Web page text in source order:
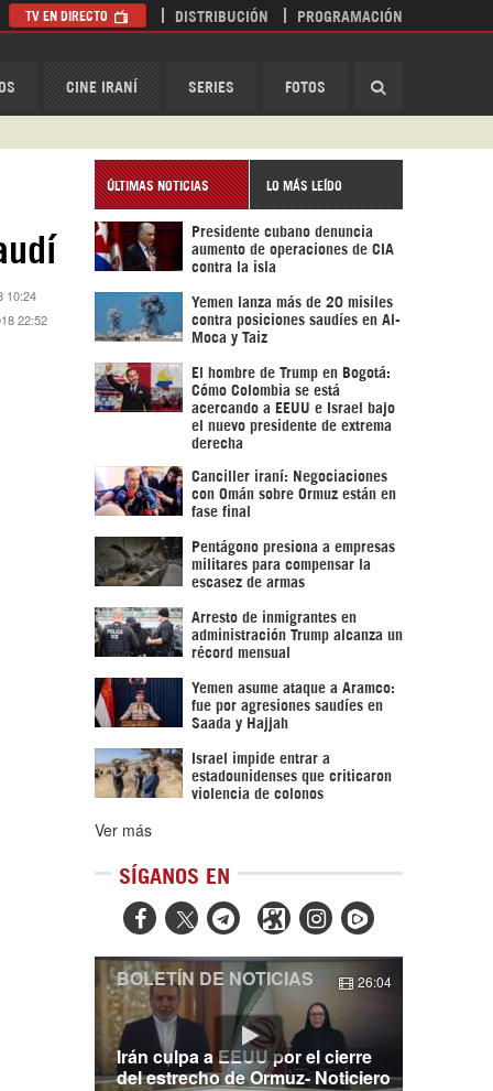
CINE IRANÍ SERIES FOTOS
TV EN DIRECTO DISTRIBUCIÓN PROGRAMACIÓN
10:24
22:52
ÚLTIMAS NOTICIAS LO MÁS LEÍDO
Presidente cubano denuncia
aumento de operaciones de CIA
contra la isla
Yemen lanza más de 20 misiles
contra posiciones saudíes en Al-
Moca y Taiz
El hombre de Trump en Bogotá:
Cómo Colombia se está
acercando a EEUU e Israel bajo
el nuevo presidente de extrema
derecha
Canciller iraní: Negociaciones
con Omán sobre Ormuz están en
fase final
Pentágono presiona a empresas
militares para compensar la
escasez de armas
Arresto de inmigrantes en
administración Trump alcanza un
récord mensual
Yemen asume ataque a Aramco:
fue por agresiones saudíes en
Saada y Hajjah
Israel impide entrar a
estadounidenses que criticaron
violencia de colonos
Ver más
SÍGANOS EN
  
Irán culpa a EEUU por el cierre
del estrecho de Ormuz- Noticiero
BOLETÍN DE NOTICIAS 26:04